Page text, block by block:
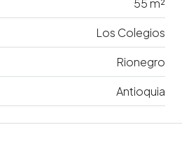
55 m²
Los Colegios
Rionegro
Antioquia